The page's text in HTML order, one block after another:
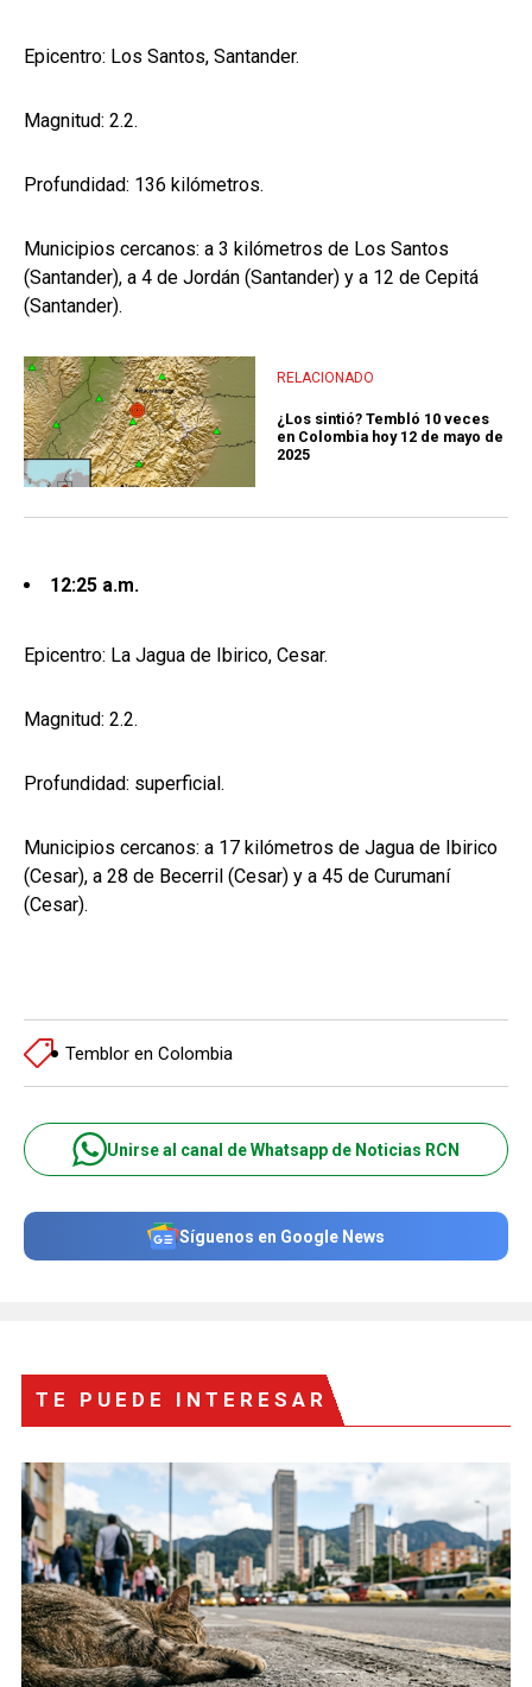
Epicentro: Los Santos, Santander.
Magnitud: 2.2.
Profundidad: 136 kilómetros.
Municipios cercanos: a 3 kilómetros de Los Santos
(Santander), a 4 de Jordán (Santander) y a 12 de Cepitá
(Santander).
RELACIONADO
¿Los sintió? Tembló 10 veces
en Colombia hoy 12 de mayo de
2025
12:25 a.m.
Epicentro: La Jagua de Ibirico, Cesar.
Magnitud: 2.2.
Profundidad: superficial.
Municipios cercanos: a 17 kilómetros de Jagua de Ibirico
(Cesar), a 28 de Becerril (Cesar) y a 45 de Curumaní
(Cesar).
Temblor en Colombia
Unirse al canal de Whatsapp de Noticias RCN
Síguenos en Google News
TE PUEDE INTERESAR